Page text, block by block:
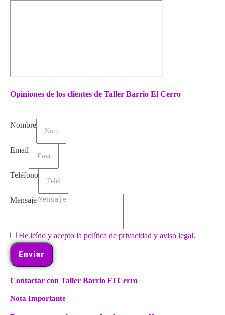
Opiniones de los clientes de Taller Barrio El Cerro
Nombre
Email
Teléfono
Mensaje
He leído y acepto la política de privacidad y aviso legal.
Enviar
Contactar con Taller Barrio El Cerro
Nota Importante